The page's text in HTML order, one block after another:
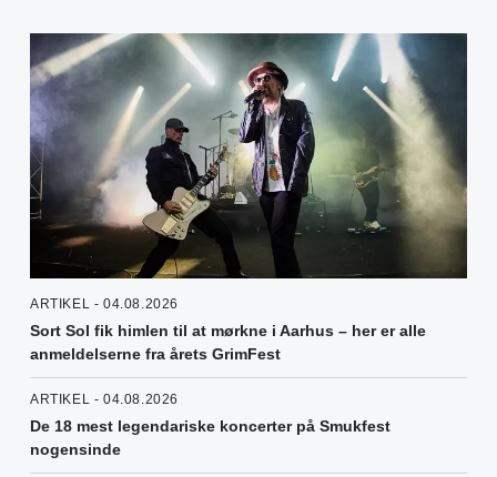
ARTIKEL - 04.08.2026
Sort Sol fik himlen til at mørkne i Aarhus – her er alle
anmeldelserne fra årets GrimFest
ARTIKEL - 04.08.2026
De 18 mest legendariske koncerter på Smukfest
nogensinde